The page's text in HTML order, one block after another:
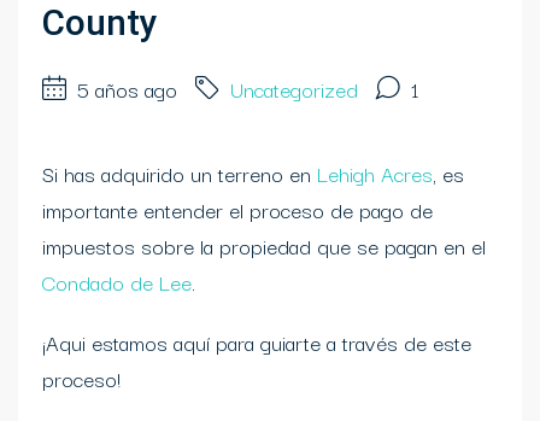
County
5 años ago Uncategorized 1
Si has adquirido un terreno en Lehigh Acres, es
importante entender el proceso de pago de
impuestos sobre la propiedad que se pagan en el
Condado de Lee.
¡Aqui estamos aquí para guiarte a través de este
proceso!